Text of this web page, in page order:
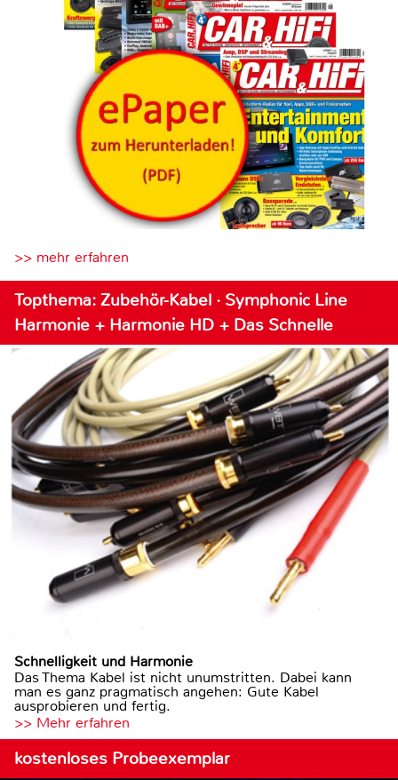
>> mehr erfahren
Topthema: Zubehör-Kabel · Symphonic Line
Harmonie + Harmonie HD + Das Schnelle
Schnelligkeit und Harmonie
Das Thema Kabel ist nicht unumstritten. Dabei kann
man es ganz pragmatisch angehen: Gute Kabel
ausprobieren und fertig.
>> Mehr erfahren
kostenloses Probeexemplar